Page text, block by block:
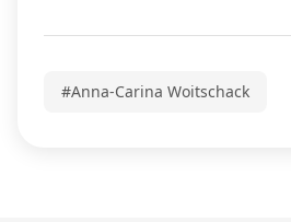
#Anna-Carina Woitschack